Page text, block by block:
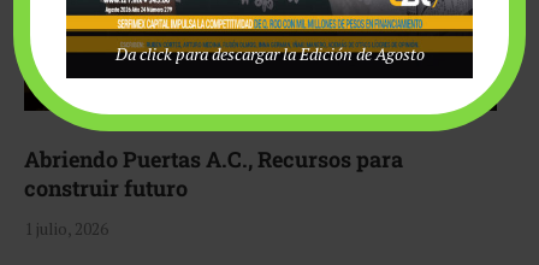
Abriendo Puertas A.C., Recursos para
construir futuro
1 julio, 2026
Da click para descargar la Edición de Agosto